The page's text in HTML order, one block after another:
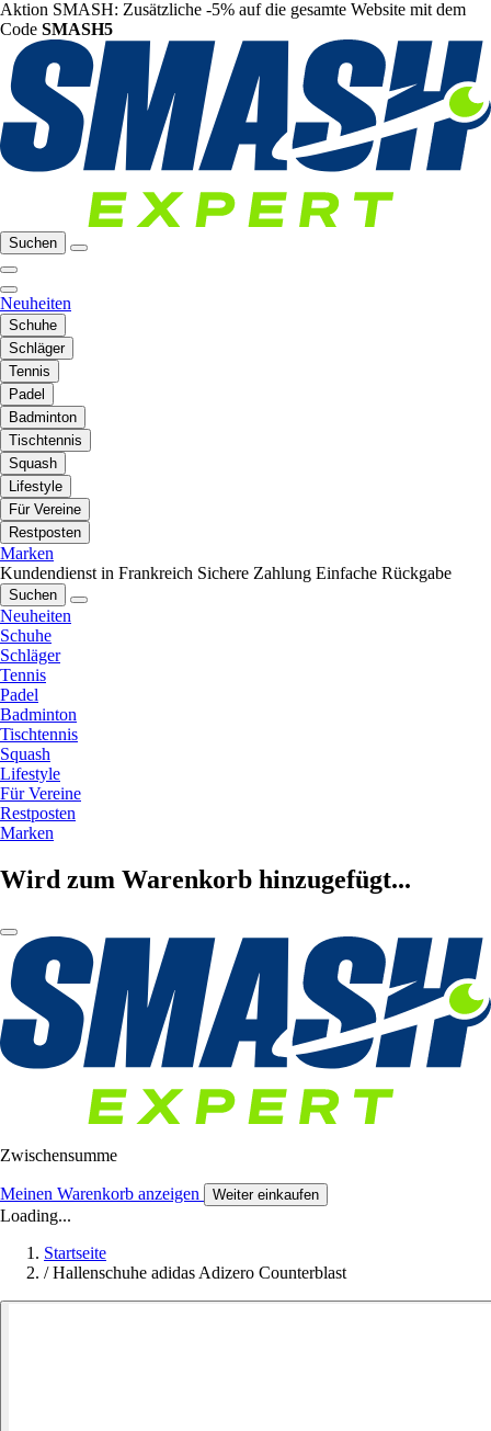
Aktion SMASH: Zusätzliche -5% auf die gesamte Website mit dem
Code SMASH5
Suchen
Neuheiten
Schuhe
Schläger
Tennis
Padel
Badminton
Tischtennis
Squash
Lifestyle
Für Vereine
Restposten
Marken
Kundendienst in Frankreich Sichere Zahlung Einfache Rückgabe
Suchen
Neuheiten
Schuhe
Schläger
Tennis
Padel
Badminton
Tischtennis
Squash
Lifestyle
Für Vereine
Restposten
Marken
Wird zum Warenkorb hinzugefügt...
Zwischensumme
Meinen Warenkorb anzeigen Weiter einkaufen
Loading...
Startseite
/ Hallenschuhe adidas Adizero Counterblast